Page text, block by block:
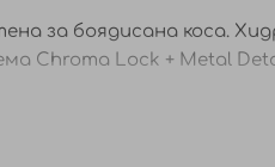
за боядисана коса.
Chroma Lock + Metal